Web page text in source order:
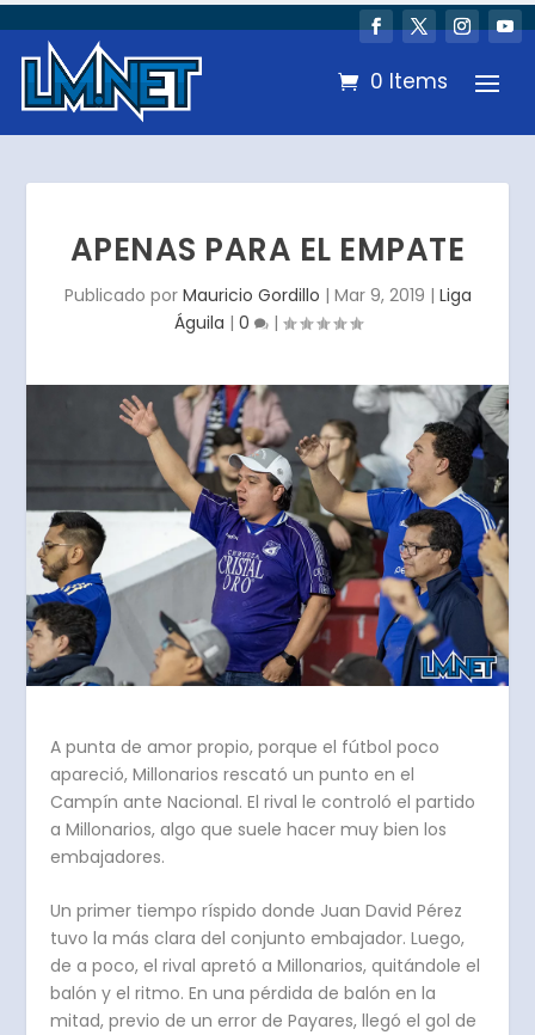
0 Items
APENAS PARA EL EMPATE
Publicado por Mauricio Gordillo | Mar 9, 2019 | Liga
Águila | 0 |
A punta de amor propio, porque el fútbol poco
apareció, Millonarios rescató un punto en el
Campín ante Nacional. El rival le controló el partido
a Millonarios, algo que suele hacer muy bien los
embajadores.
Un primer tiempo ríspido donde Juan David Pérez
tuvo la más clara del conjunto embajador. Luego,
de a poco, el rival apretó a Millonarios, quitándole el
balón y el ritmo. En una pérdida de balón en la
mitad, previo de un error de Payares, llegó el gol de